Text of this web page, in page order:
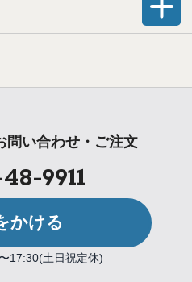
問い合わせ・ご注文
9911
かける
17:30(土日祝定休)